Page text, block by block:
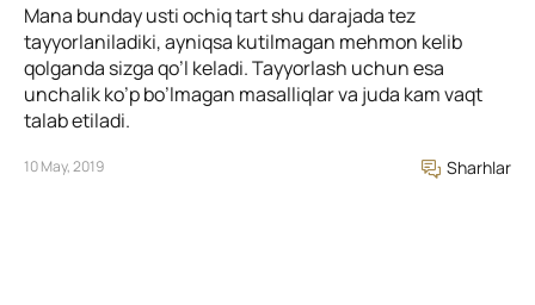
Mana bunday usti ochiq tart shu darajada tez
tayyorlaniladiki, ayniqsa kutilmagan mehmon kelib
qolganda sizga qo’l keladi. Tayyorlash uchun esa
unchalik ko’p bo’lmagan masalliqlar va juda kam vaqt
talab etiladi.
10 May, 2019 Sharhlar